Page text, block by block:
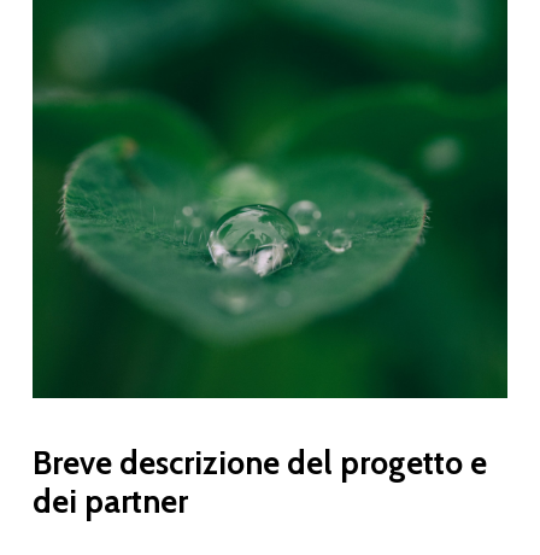
Breve descrizione del progetto e
dei partner